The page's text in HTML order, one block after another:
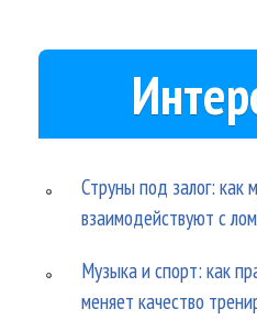
Струны под залог: как
взаимодействуют с
Музыка и спорт: как
меняет качество